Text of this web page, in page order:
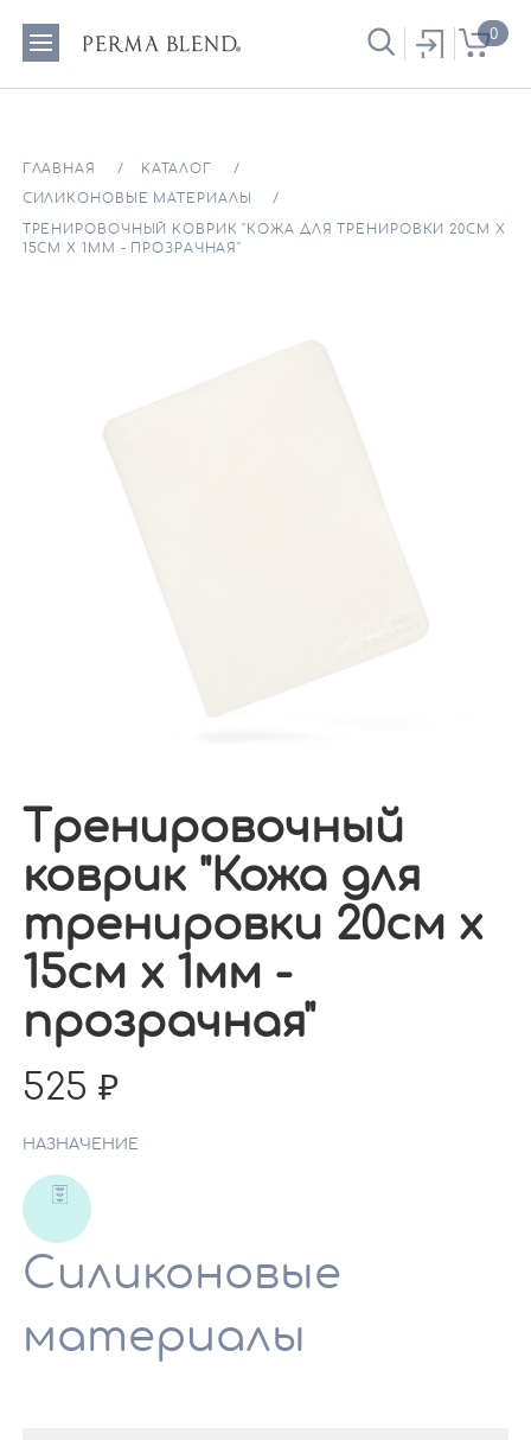
0
ГЛАВНАЯ КАТАЛОГ
СИЛИКОНОВЫЕ МАТЕРИАЛЫ
ТРЕНИРОВОЧНЫЙ КОВРИК "КОЖА ДЛЯ ТРЕНИРОВКИ 20СМ Х
15СМ Х 1ММ - ПРОЗРАЧНАЯ"
Тренировочный
коврик "Кожа для
тренировки 20см х
15см х 1мм -
прозрачная"
525
НАЗНАЧЕНИЕ
Силиконовые
материалы